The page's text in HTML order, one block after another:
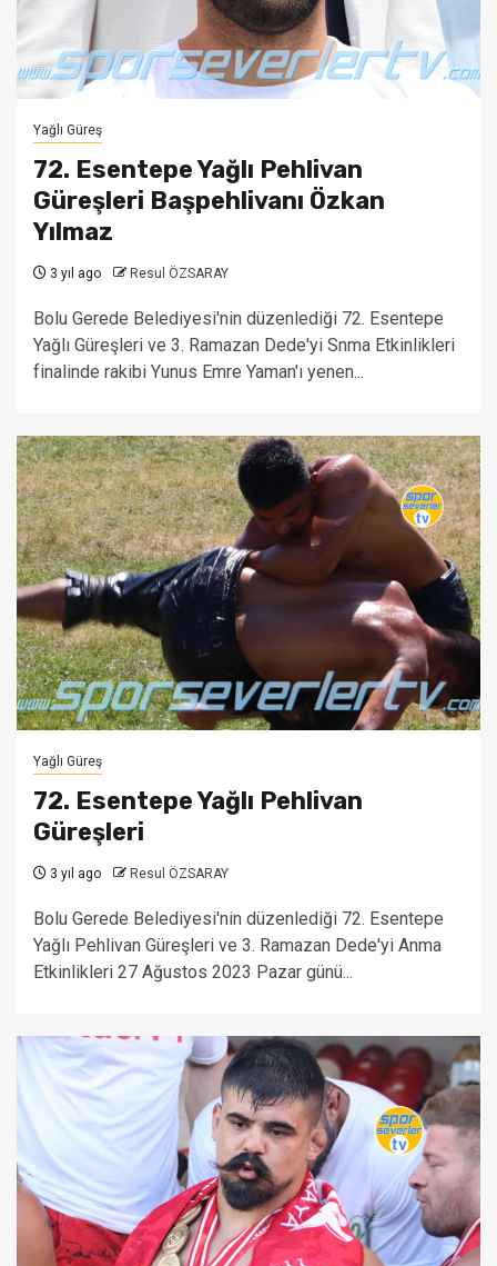
Yağlı Güreş
72. Esentepe Yağlı Pehlivan
Güreşleri Başpehlivanı Özkan
Yılmaz
3 yıl ago Resul ÖZSARAY
Bolu Gerede Belediyesi'nin düzenlediği 72. Esentepe
Yağlı Güreşleri ve 3. Ramazan Dede'yi Snma Etkinlikleri
finalinde rakibi Yunus Emre Yaman'ı yenen...
Yağlı Güreş
72. Esentepe Yağlı Pehlivan
Güreşleri
3 yıl ago Resul ÖZSARAY
Bolu Gerede Belediyesi'nin düzenlediği 72. Esentepe
Yağlı Pehlivan Güreşleri ve 3. Ramazan Dede'yi Anma
Etkinlikleri 27 Ağustos 2023 Pazar günü...